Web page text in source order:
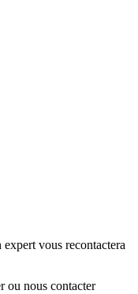
vous recontactera
ou nous contacter